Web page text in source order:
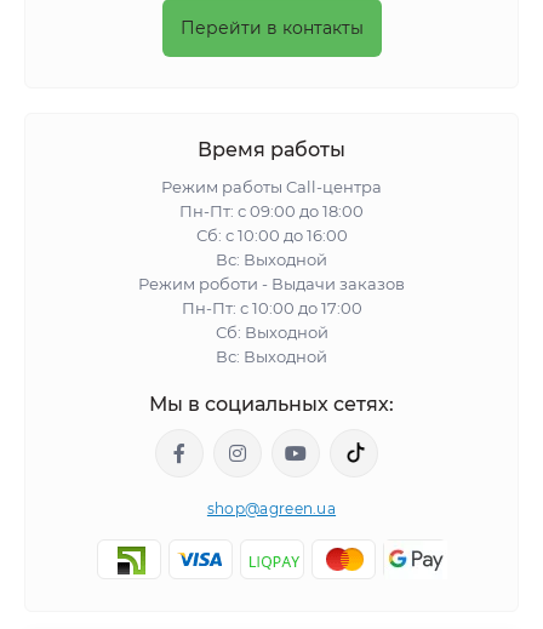
Перейти в контакты
Время работы
Режим работы Call-центра
Пн-Пт: с 09:00 до 18:00
Сб: с 10:00 до 16:00
Вс: Выходной
Режим роботи - Выдачи заказов
Пн-Пт: с 10:00 до 17:00
Сб: Выходной
Вс: Выходной
Мы в социальных сетях:
shop@agreen.ua